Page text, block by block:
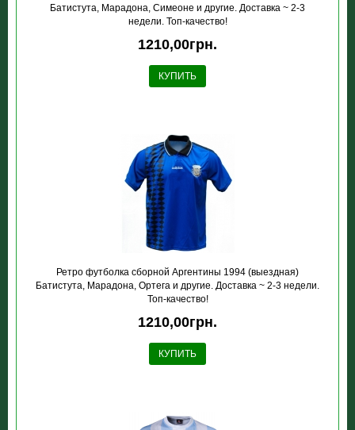
Батистута, Марадона, Симеоне и другие. Доставка ~ 2-3
недели. Топ-качество!
1210,00грн.
КУПИТЬ
Ретро футболка сборной Аргентины 1994 (выездная)
Батистута, Марадона, Ортега и другие. Доставка ~ 2-3 недели.
Топ-качество!
1210,00грн.
КУПИТЬ